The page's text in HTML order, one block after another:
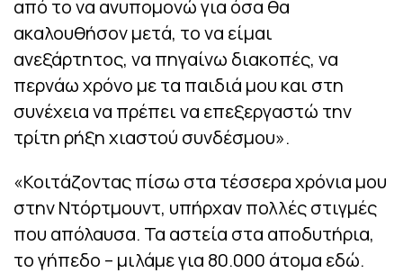
από το να ανυπομονώ για όσα θα
ακαλουθήσον μετά, το να είμαι
ανεξάρτητος, να πηγαίνω διακοπές, να
περνάω χρόνο με τα παιδιά μου και στη
συνέχεια να πρέπει να επεξεργαστώ την
τρίτη ρήξη χιαστού συνδέσμου».
«Κοιτάζοντας πίσω στα τέσσερα χρόνια μου
στην Ντόρτμουντ, υπήρχαν πολλές στιγμές
που απόλαυσα. Τα αστεία στα αποδυτήρια,
το γήπεδο – μιλάμε για 80.000 άτομα εδώ.